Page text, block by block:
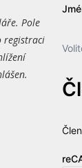
Pole
registraci